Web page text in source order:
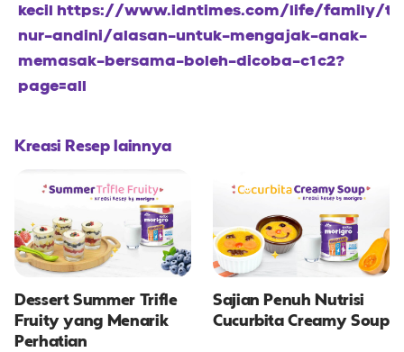
kecil https://www.idntimes.com/life/family/
nur-andini/alasan-untuk-mengajak-anak-
memasak-bersama-boleh-dicoba-c1c2?
page=all
Kreasi Resep lainnya
Dessert Summer Trifle
Fruity yang Menarik
Perhatian
Sajian Penuh Nutrisi
Cucurbita Creamy Soup